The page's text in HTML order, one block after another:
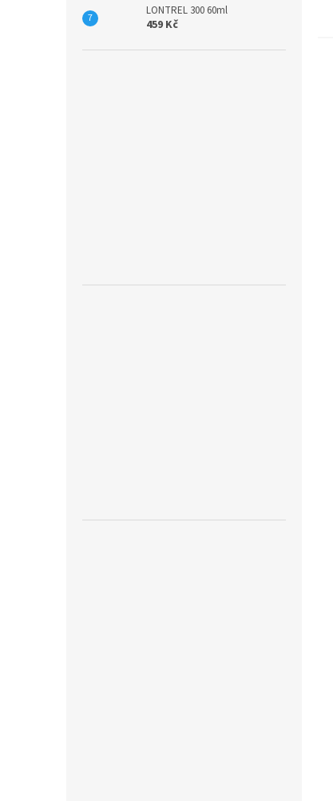
LONTREL 300 60ml
459 Kč